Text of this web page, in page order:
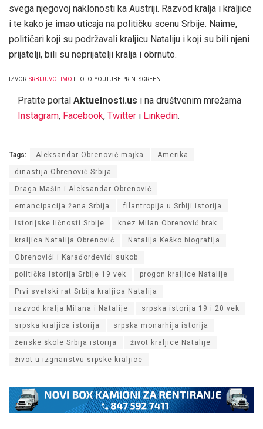
svega njegovoj naklonosti ka Austriji. Razvod kralja i kraljice
i te kako je imao uticaja na političku scenu Srbije. Naime,
političari koji su podržavali kraljicu Nataliju i koji su bili njeni
prijatelji, bili su neprijatelji kralja i obrnuto.
IZVOR:SRBIJUVOLIMO I FOTO: YOUTUBE PRINTSCREEN
Pratite portal Aktuelnosti.us i na društvenim mrežama
Instagram, Facebook, Twitter i Linkedin.
Tags: Aleksandar Obrenović majka Amerika
dinastija Obrenović Srbija
Draga Mašin i Aleksandar Obrenović
emancipacija žena Srbija filantropija u Srbiji istorija
istorijske ličnosti Srbije knez Milan Obrenović brak
kraljica Natalija Obrenović Natalija Keško biografija
Obrenovići i Karađorđevići sukob
politička istorija Srbije 19 vek progon kraljice Natalije
Prvi svetski rat Srbija kraljica Natalija
razvod kralja Milana i Natalije srpska istorija 19 i 20 vek
srpska kraljica istorija srpska monarhija istorija
ženske škole Srbija istorija život kraljice Natalije
život u izgnanstvu srpske kraljice